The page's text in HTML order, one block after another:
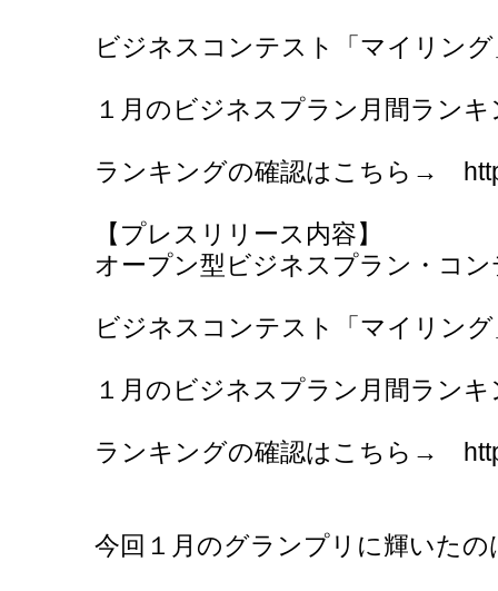
ビジネスコンテスト「マイリン
１月のビジネスプラン月間ラン
ランキングの確認はこちら→
【プレスリリース内容】
オープン型ビジネスプラン・コ
ビジネスコンテスト「マイリン
１月のビジネスプラン月間ラン
ランキングの確認はこちら→
今回１月のグランプリに輝いた